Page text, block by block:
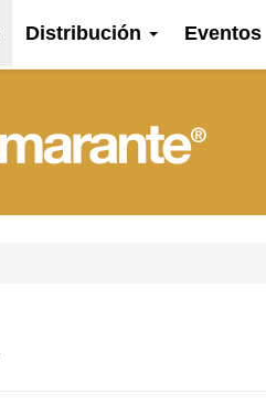
Distribución Eventos